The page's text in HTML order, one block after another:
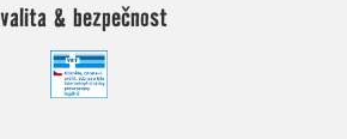
& bezpečnost